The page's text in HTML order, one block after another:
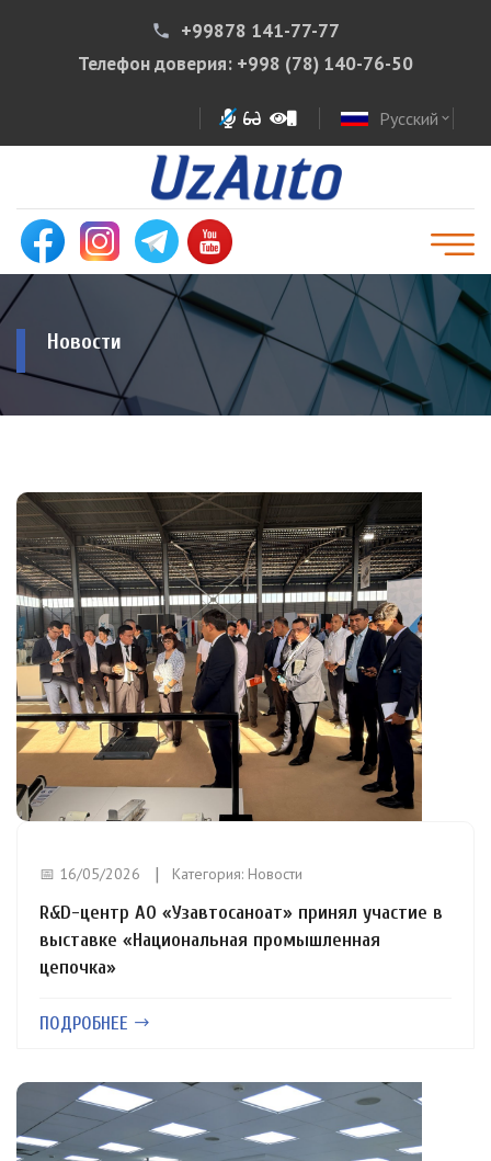
phone
+99878 141-77-77
Телефон доверия: +998 (78) 140-76-50
Русский expand_more
Новости
📅 16/05/2026 Категория: Новости
R&D-центр АО «Узавтосаноат» принял участие в
выставке «Национальная промышленная
цепочка»
ПОДРОБНЕЕ